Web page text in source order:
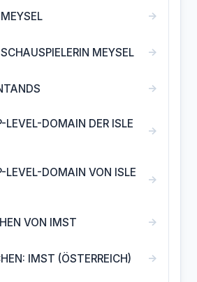
→
MEYSEL →
→
LEVEL-DOMAIN DER ISLE
→
LEVEL-DOMAIN VON ISLE
→
VON IMST →
IMST (ÖSTERREICH) →